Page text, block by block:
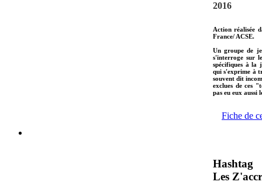
2016
Action réalisée
France/ ACSE.
Un groupe de
s'interroge sur
spécifiques à la
qui s'exprime à
souvent dit
exclues de ces
pas eu eux aussi
Fiche de
Hashtag
Les